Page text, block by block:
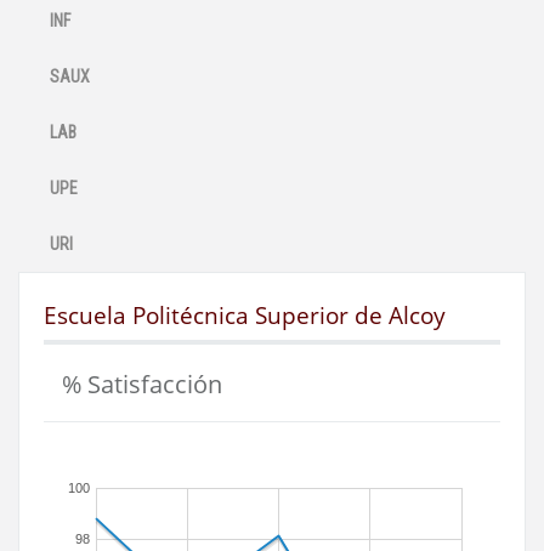
INF
SAUX
LAB
UPE
URI
Escuela Politécnica Superior de Alcoy
% Satisfacción
98
100